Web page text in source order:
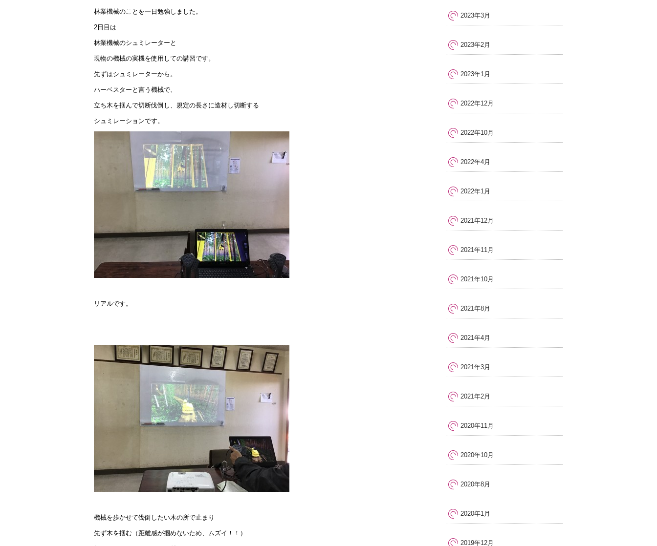
林業機械のことを一日勉強しました。
2日目は
林業機械のシュミレーターと
現物の機械の実機を使用しての講習です。
先ずはシュミレーターから。
ハーベスターと言う機械で、
立ち木を掴んで切断伐倒し、規定の長さに造材し切断する
シュミレーションです。
リアルです。
機械を歩かせて伐倒したい木の所で止まり
先ず木を掴む（距離感が掴めないため、ムズイ！！）
2023年3月
2023年2月
2023年1月
2022年12月
2022年10月
2022年4月
2022年1月
2021年12月
2021年11月
2021年10月
2021年8月
2021年4月
2021年3月
2021年2月
2020年11月
2020年10月
2020年8月
2020年1月
2019年12月